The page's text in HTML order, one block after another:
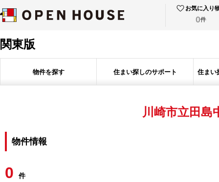
お気に入り
0件
関東版
物件を探す 住まい探しのサポート 住まい
川崎市立田島
物件情報
0 件